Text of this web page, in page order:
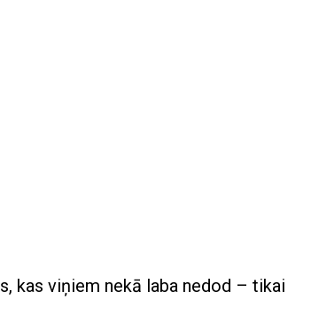
kas viņiem nekā laba nedod – tikai